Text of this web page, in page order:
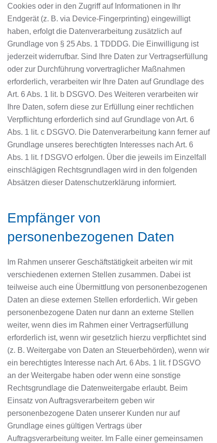
Cookies oder in den Zugriff auf Informationen in Ihr
Endgerät (z. B. via Device-Fingerprinting) eingewilligt
haben, erfolgt die Datenverarbeitung zusätzlich auf
Grundlage von § 25 Abs. 1 TDDDG. Die Einwilligung ist
jederzeit widerrufbar. Sind Ihre Daten zur Vertragserfüllung
oder zur Durchführung vorvertraglicher Maßnahmen
erforderlich, verarbeiten wir Ihre Daten auf Grundlage des
Art. 6 Abs. 1 lit. b DSGVO. Des Weiteren verarbeiten wir
Ihre Daten, sofern diese zur Erfüllung einer rechtlichen
Verpflichtung erforderlich sind auf Grundlage von Art. 6
Abs. 1 lit. c DSGVO. Die Datenverarbeitung kann ferner auf
Grundlage unseres berechtigten Interesses nach Art. 6
Abs. 1 lit. f DSGVO erfolgen. Über die jeweils im Einzelfall
einschlägigen Rechtsgrundlagen wird in den folgenden
Absätzen dieser Datenschutzerklärung informiert.
Empfänger von
personenbezogenen Daten
Im Rahmen unserer Geschäftstätigkeit arbeiten wir mit
verschiedenen externen Stellen zusammen. Dabei ist
teilweise auch eine Übermittlung von personenbezogenen
Daten an diese externen Stellen erforderlich. Wir geben
personenbezogene Daten nur dann an externe Stellen
weiter, wenn dies im Rahmen einer Vertragserfüllung
erforderlich ist, wenn wir gesetzlich hierzu verpflichtet sind
(z. B. Weitergabe von Daten an Steuerbehörden), wenn wir
ein berechtigtes Interesse nach Art. 6 Abs. 1 lit. f DSGVO
an der Weitergabe haben oder wenn eine sonstige
Rechtsgrundlage die Datenweitergabe erlaubt. Beim
Einsatz von Auftragsverarbeitern geben wir
personenbezogene Daten unserer Kunden nur auf
Grundlage eines gültigen Vertrags über
Auftragsverarbeitung weiter. Im Falle einer gemeinsamen